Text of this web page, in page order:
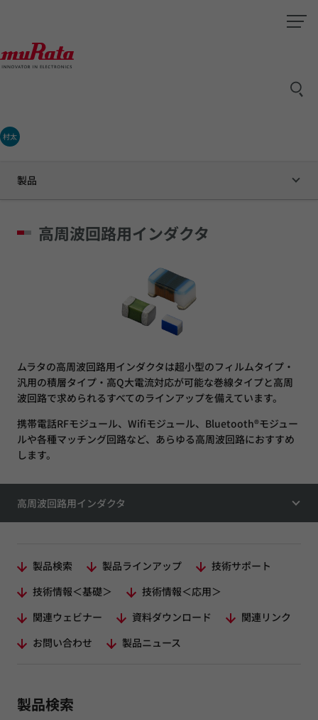
村太
製品
高周波回路用インダクタ
ムラタの高周波回路用インダクタは超小型のフィルムタイプ・
汎用の積層タイプ・高Q大電流対応が可能な巻線タイプと高周
波回路で求められるすべてのラインアップを備えています。
携帯電話RFモジュール、Wifiモジュール、Bluetooth®モジュー
ルや各種マッチング回路など、あらゆる高周波回路におすすめ
します。
高周波回路用インダクタ
製品検索 製品ラインアップ
技術サポート
技術情報＜基礎＞
技術情報＜応用＞
関連ウェビナー
資料ダウンロード
関連リンク
お問い合わせ
製品ニュース
製品検索